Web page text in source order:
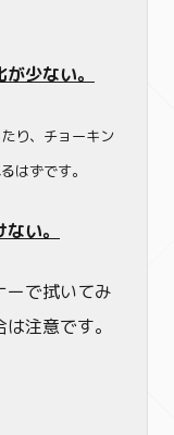
少ない。
り、チョーキン
はずです。
い。
で拭いてみ
注意です。